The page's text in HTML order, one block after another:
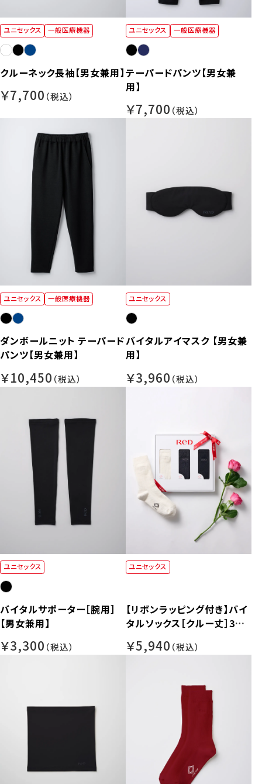
ユニセックス 一般医療機器
クルーネック長袖【男女兼用】
￥7,700
ユニセックス 一般医療機器
テーパードパンツ【男女兼
用】
￥7,700
ユニセックス 一般医療機器
ダンボールニット テーパード
パンツ【男女兼用】
￥10,450
ユニセックス
バイタルアイマスク 【男女兼
用】
￥3,960
ユニセックス
バイタルサポーター［腕用］
【男女兼用】
￥3,300
ユニセックス
【リボンラッピング付き】バイ
タルソックス［クルー丈］3足
￥5,940